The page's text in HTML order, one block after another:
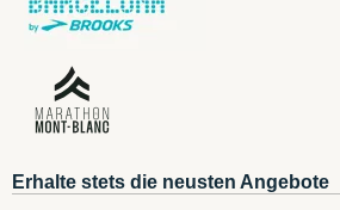
Erhalte stets die neusten Angebote